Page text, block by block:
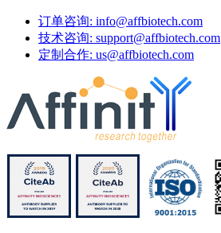
订单咨询: info@affbiotech.com
技术咨询: support@affbiotech.com
定制合作: us@affbiotech.com